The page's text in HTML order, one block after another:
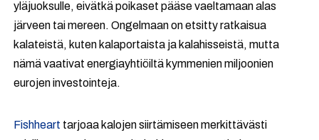
yläjuoksulle, eivätkä poikaset pääse vaeltamaan alas
järveen tai mereen. Ongelmaan on etsitty ratkaisua
kalateistä, kuten kalaportaista ja kalahisseistä, mutta
nämä vaativat energiayhtiöiltä kymmenien miljoonien
eurojen investointeja.
Fishheart tarjoaa kalojen siirtämiseen merkittävästi